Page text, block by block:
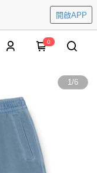
開啟APP
0
1/6